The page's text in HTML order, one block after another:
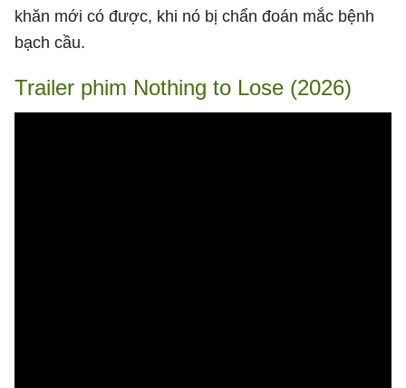
khăn mới có được, khi nó bị chẩn đoán mắc bệnh
bạch cầu.
Trailer phim Nothing to Lose (2026)